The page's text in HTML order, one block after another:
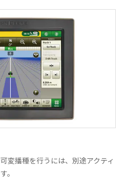
変播種を行うには、別途アクティ
。